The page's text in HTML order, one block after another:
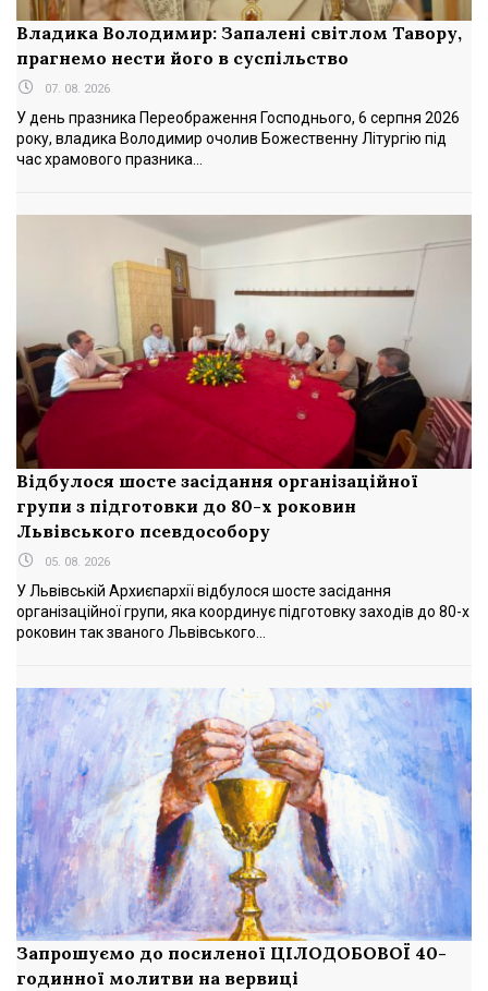
Владика Володимир: Запалені світлом Тавору,
прагнемо нести його в суспільство
07. 08. 2026
У день празника Переображення Господнього, 6 серпня 2026
року, владика Володимир очолив Божественну Літургію під
час храмового празника...
Відбулося шосте засідання організаційної
групи з підготовки до 80-х роковин
Львівського псевдособору
05. 08. 2026
У Львівській Архиєпархії відбулося шосте засідання
організаційної групи, яка координує підготовку заходів до 80-х
роковин так званого Львівського...
Запрошуємо до посиленої ЦІЛОДОБОВОЇ 40-
годинної молитви на вервиці